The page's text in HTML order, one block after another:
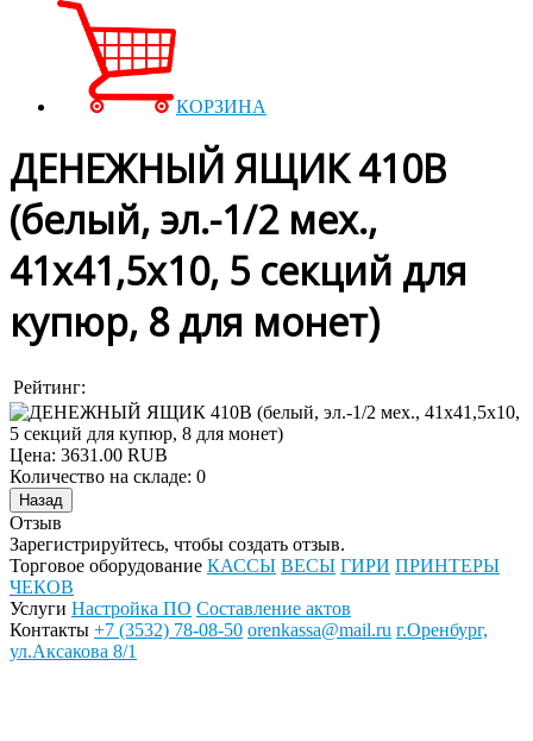
КОРЗИНА
ДЕНЕЖНЫЙ ЯЩИК 410В
(белый, эл.-1/2 мех.,
41x41,5x10, 5 секций для
купюр, 8 для монет)
Рейтинг:
Цена: 3631.00 RUB
Количество на складе: 0
Отзыв
Зарегистрируйтесь, чтобы создать отзыв.
Торговое оборудование КАССЫ ВЕСЫ ГИРИ ПРИНТЕРЫ
ЧЕКОВ
Услуги Настройка ПО Составление актов
Контакты +7 (3532) 78-08-50 orenkassa@mail.ru г.Оренбург,
ул.Аксакова 8/1